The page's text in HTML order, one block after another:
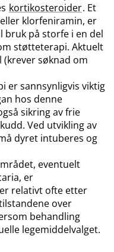
kortikosteroider. Et
klorfeniramin, er
bruk på storfe i en del
støtteterapi. Aktuelt
søknad om
er sannsynligvis viktig
hos denne
sikring av frie
Ved utvikling av
dyret intuberes og
eventuelt
er
relativt ofte etter
over
behandling
legemiddelvalget.